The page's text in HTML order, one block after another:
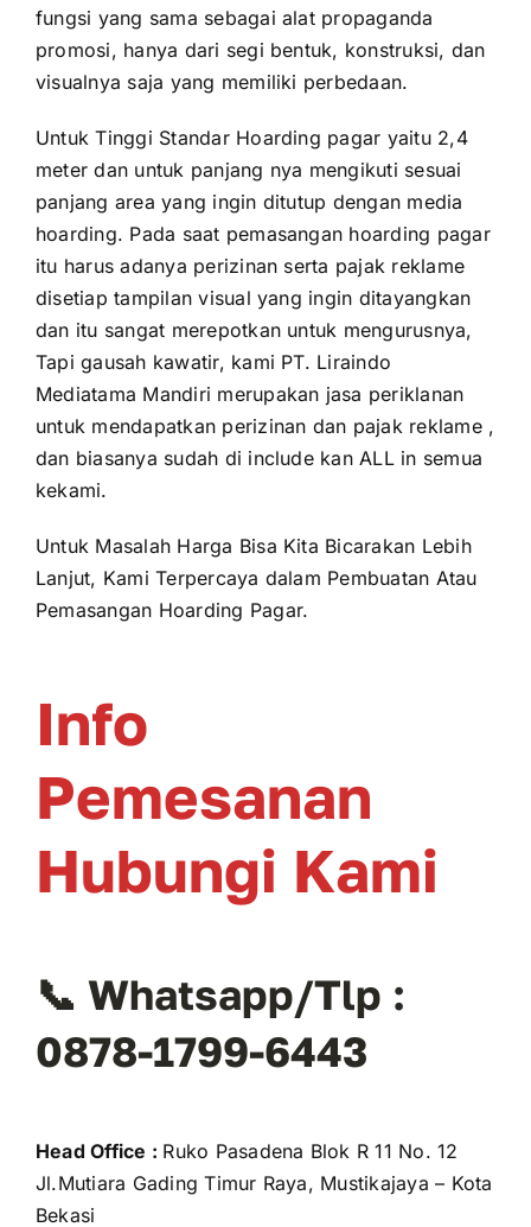
fungsi yang sama sebagai alat propaganda
promosi, hanya dari segi bentuk, konstruksi, dan
visualnya saja yang memiliki perbedaan.
Untuk Tinggi Standar Hoarding pagar yaitu 2,4
meter dan untuk panjang nya mengikuti sesuai
panjang area yang ingin ditutup dengan media
hoarding. Pada saat pemasangan hoarding pagar
itu harus adanya perizinan serta pajak reklame
disetiap tampilan visual yang ingin ditayangkan
dan itu sangat merepotkan untuk mengurusnya,
Tapi gausah kawatir, kami PT. Liraindo
Mediatama Mandiri merupakan jasa periklanan
untuk mendapatkan perizinan dan pajak reklame ,
dan biasanya sudah di include kan ALL in semua
kekami.
Untuk Masalah Harga Bisa Kita Bicarakan Lebih
Lanjut, Kami Terpercaya dalam Pembuatan Atau
Pemasangan Hoarding Pagar.
Info
Pemesanan
Hubungi Kami
📞 Whatsapp/Tlp :
0878-1799-6443
Head Office : Ruko Pasadena Blok R 11 No. 12
Jl.Mutiara Gading Timur Raya, Mustikajaya – Kota
Bekasi